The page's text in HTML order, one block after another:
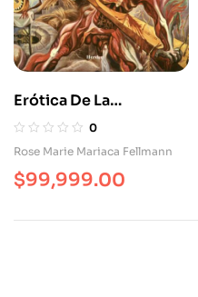
Erótica De La
Transgresión. Georges
Bataille – Jacques
0
Rose Marie Mariaca Fellmann
$99,999.00